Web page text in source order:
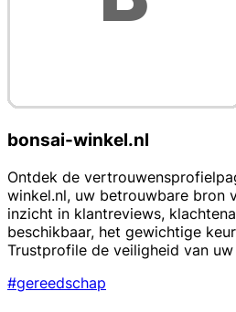
bonsai-winkel.nl
Ontdek de
winkel.nl, uw betrouwbare bron
inzicht in klantreviews,
beschikbaar, het gewichtige
Trustprofile de veiligheid van uw
#gereedschap